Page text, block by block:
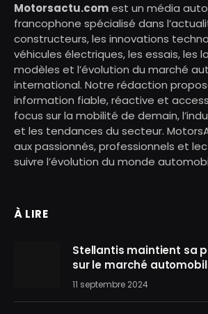
Motorsactu.comest un média
francophone spécialisé dans
constructeurs, les innovations
véhicules électriques, les essais, les
modèles et l’évolution du marché
international. Notre rédaction
information fiable, réactive et
focus sur la mobilité de demain,
et les tendances du secteur.
aux passionnés, professionnels et
suivre l’évolution du monde
À LIRE
Stellantis maintient sa
sur le marché
11 septembre 2024